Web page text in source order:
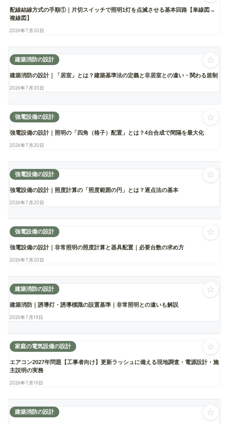
配線結線方式の手順①｜片切スイッチで照明1灯を点滅させる基本回路【単線図→
複線図】
2026年7月20日
建築消防の設計
建築消防の設計｜「居室」とは？建築基準法の定義と非居室との違い・関わる規制
2026年7月20日
☆
強電設備の設計
強電設備の設計｜照明の「四角（格子）配置」とは？4台合成で間隔を最大化
2026年7月20日
☆
強電設備の設計
強電設備の設計｜照度計算の「照度範囲の円」とは？逐点法の基本
2026年7月20日
☆
強電設備の設計
強電設備の設計｜非常照明の照度計算と器具配置｜必要台数の求め方
2026年7月20日
☆
建築消防の設計
建築消防｜誘導灯・誘導標識の設置基準｜非常照明との違いも解説
2026年7月19日
☆
家庭の電気設備の設計
エアコン2027年問題【工事者向け】更新ラッシュに備える現地調査・電源設計・施
主説明の実務
2026年7月19日
☆
建築消防の設計 ☆